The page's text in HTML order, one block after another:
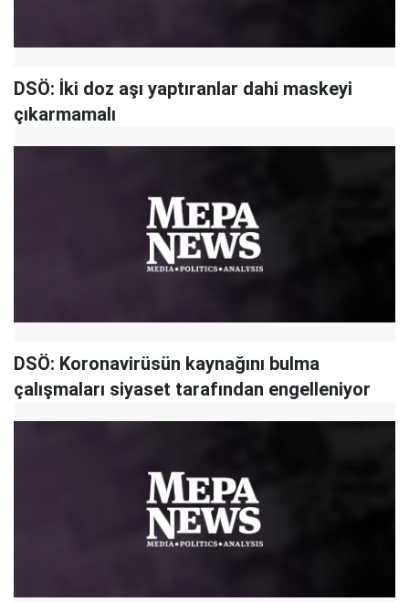
DSÖ: İki doz aşı yaptıranlar dahi maskeyi
çıkarmamalı
DSÖ: Koronavirüsün kaynağını bulma
çalışmaları siyaset tarafından engelleniyor